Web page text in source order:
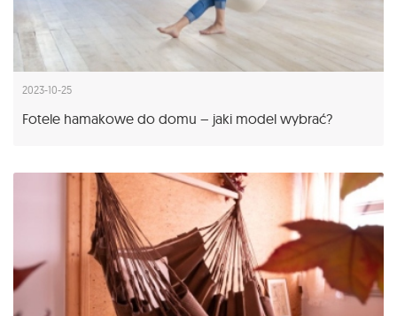
2023-10-25
Fotele hamakowe do domu – jaki model wybrać?